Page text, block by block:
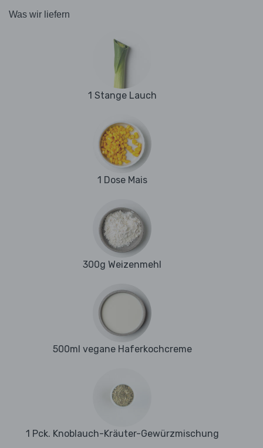
Was wir liefern
1 Stange Lauch
1 Dose Mais
300g Weizenmehl
500ml vegane Haferkochcreme
1 Pck. Knoblauch-Kräuter-Gewürzmischung